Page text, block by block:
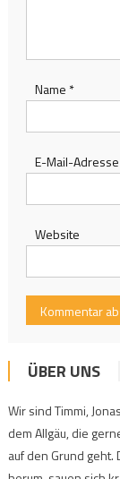
Name *
E-Mail-Adresse
Website
ÜBER UNS
Wir sind Timmi,
dem Allgäu, die
auf den Grund